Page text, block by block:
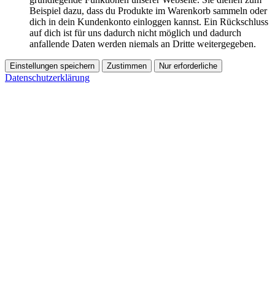
Beispiel dazu, dass du Produkte im Warenkorb sammeln oder
dich in dein Kundenkonto einloggen kannst. Ein Rückschluss
auf dich ist für uns dadurch nicht möglich und dadurch
anfallende Daten werden niemals an Dritte weitergegeben.
Einstellungen speichern Zustimmen Nur erforderliche
Datenschutzerklärung